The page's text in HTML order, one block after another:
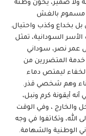
ولا ضمير، يخون وطنه
مسموم بالغش
بخداع وكذب واحتيال.
السودانية، تمثل
عمر نصر، سوداني
خدمة المتضررين من
ليمتص دماء
وهم شخصي قذر.
أيقونة كرم ونبل،
والخارج ، وفي الوقت
الله، وتكاتفوا في وجه
الوطنية والشهامة.